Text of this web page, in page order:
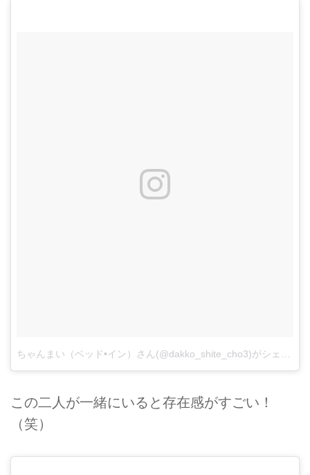
この二人が一緒にいると存在感がすごい！
（笑）